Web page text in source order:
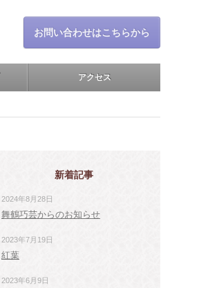
お問い合わせはこちらから
アクセス
新着記事
舞鶴巧芸からのお知らせ
2024年8月28日
紅葉
2023年7月19日
2023年6月9日